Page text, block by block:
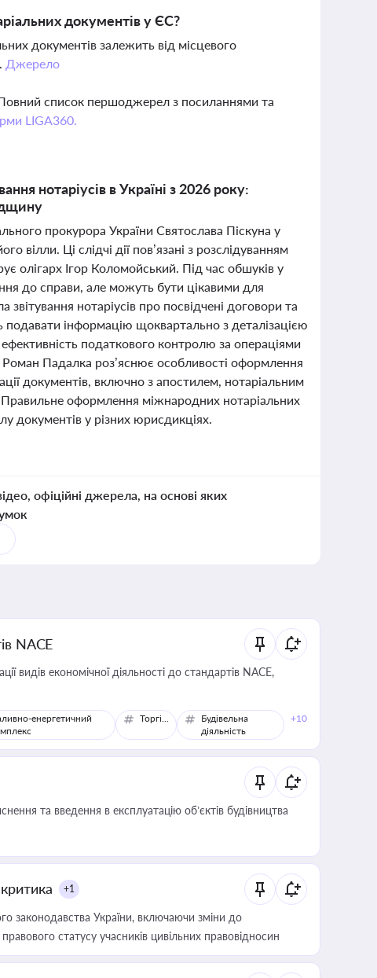
документів у ЄС?
документів залежить від місцевого
Джерело
список першоджерел з посиланнями та
LIGA360.
нотаріусів в Україні з 2026 року:
прокурора України Святослава Піскуна у
вілли. Ці слідчі дії пов’язані з розслідуванням
олігарх Ігор Коломойський. Під час обшуків у
до справи, але можуть бути цікавими для
звітування нотаріусів про посвідчені договори та
подавати інформацію щоквартально з деталізацією
податкового контролю за операціями
Роман Падалка роз’яснює особливості оформлення
документів, включно з апостилем, нотаріальним
оформлення міжнародних нотаріальних
документів у різних юрисдикціях.
офіційні джерела, на основі яких
NACE
видів економічної діяльності до стандартів NACE,
енергетичний
Торгівля
Будівельна
діяльність
+10
та введення в експлуатацію об’єктів будівництва
+1
законодавства України, включаючи зміни до
статусу учасників цивільних правовідносин